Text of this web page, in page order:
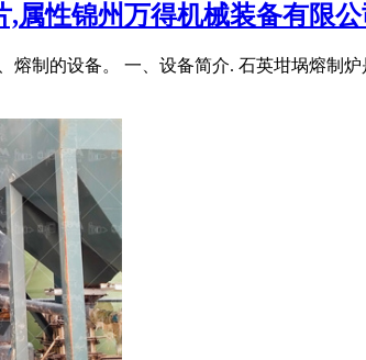
属性锦州万得机械装备有限公
制的设备。 一、设备简介. 石英坩埚熔制炉